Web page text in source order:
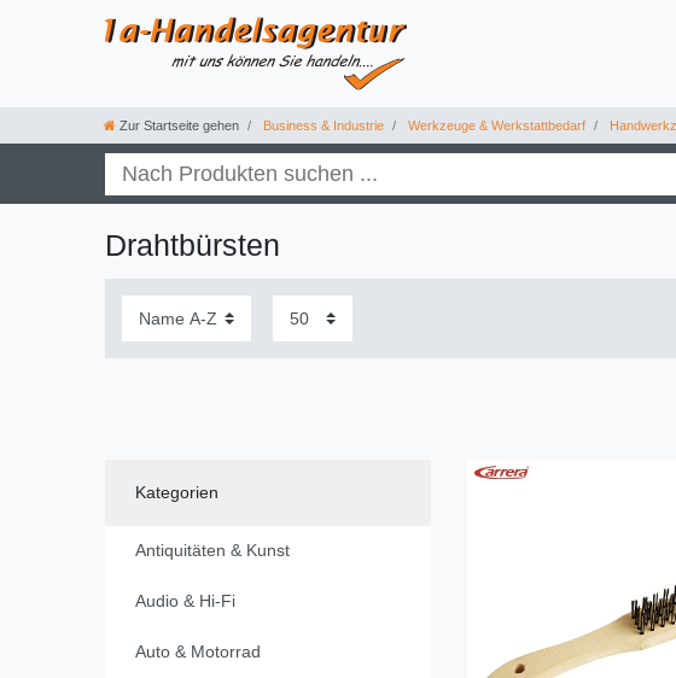
Zur Startseite gehen Business & Industrie Werkzeuge & Werkstattbedarf
Drahtbürsten
Kategorien
Antiquitäten & Kunst
Audio & Hi-Fi
Auto & Motorrad